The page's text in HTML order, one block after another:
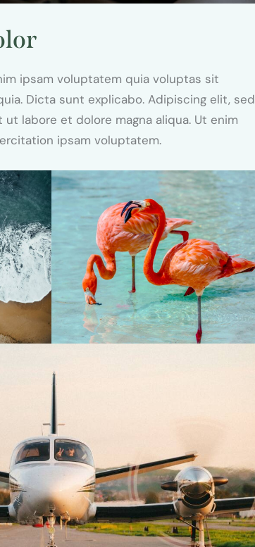
ipsam voluptatem quia voluptas sit
Dicta sunt explicabo. Adipiscing elit, sed
labore et dolore magna aliqua. Ut enim
ipsam voluptatem.